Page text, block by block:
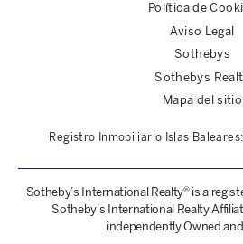
Política de
Aviso Legal
Sothebys
Sothebys
Mapa del sitio
Registro Inmobiliario Islas
Sotheby’s International Realty® is a
Sotheby’s International Realty
independently Owned